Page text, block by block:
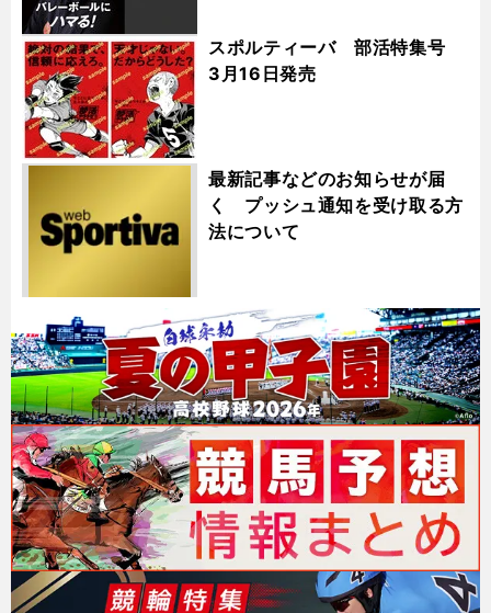
スポルティーバ 部活特集号
3月16日発売
最新記事などのお知らせが届
く プッシュ通知を受け取る方
法について